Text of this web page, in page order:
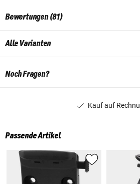
Bewertungen (81)
Alle Varianten
Noch Fragen?
Kauf auf
Passende Artikel